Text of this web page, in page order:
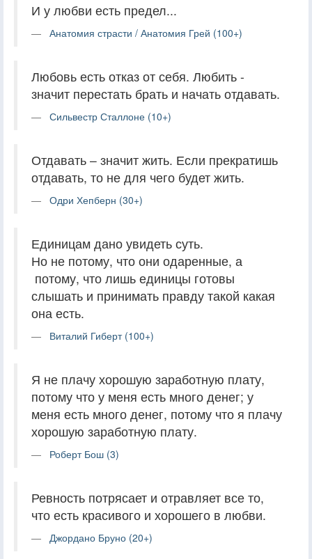
И у любви есть предел...
Анатомия страсти / Анатомия Грей (100+)
Любовь есть отказ от себя. Любить -
значит перестать брать и начать отдавать.
Сильвестр Сталлоне (10+)
Отдавать – значит жить. Если прекратишь
отдавать, то не для чего будет жить.
Одри Хепберн (30+)
Единицам дано увидеть суть.
Но не потому, что они одаренные, а
потому, что лишь единицы готовы
слышать и принимать правду такой какая
она есть.
Виталий Гиберт (100+)
Я не плачу хорошую заработную плату,
потому что у меня есть много денег; у
меня есть много денег, потому что я плачу
хорошую заработную плату.
Роберт Бош (3)
Ревность потрясает и отравляет все то,
что есть красивого и хорошего в любви.
Джордано Бруно (20+)